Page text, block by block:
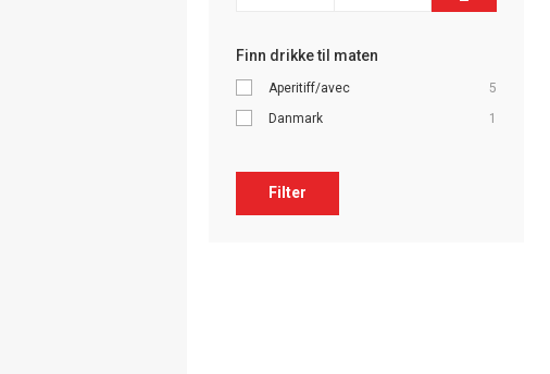
Finn drikke til maten
Aperitiff/avec
5
Danmark
1
Filter